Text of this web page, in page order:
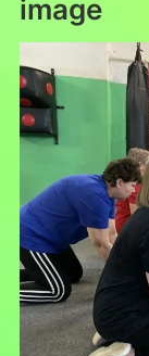
image